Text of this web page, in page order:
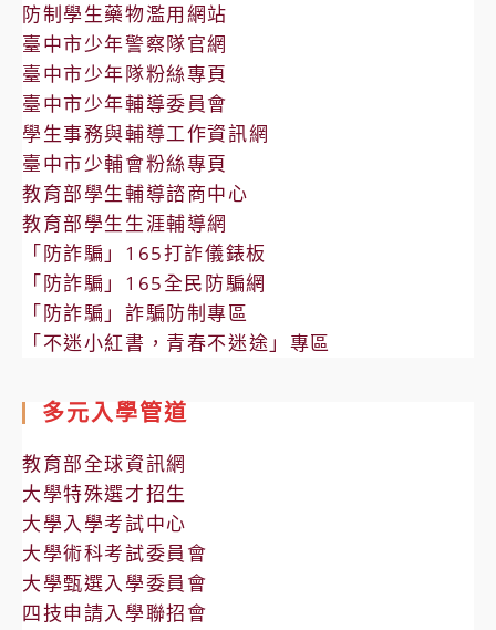
防制學生藥物濫用網站
臺中市少年警察隊官網
臺中市少年隊粉絲專頁
臺中市少年輔導委員會
學生事務與輔導工作資訊網
臺中市少輔會粉絲專頁
教育部學生輔導諮商中心
教育部學生生涯輔導網
「防詐騙」165打詐儀錶板
「防詐騙」165全民防騙網
「防詐騙」詐騙防制專區
「不迷小紅書，青春不迷途」專區
多元入學管道
教育部全球資訊網
大學特殊選才招生
大學入學考試中心
大學術科考試委員會
大學甄選入學委員會
四技申請入學聯招會